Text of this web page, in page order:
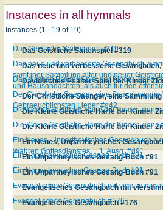
Instances in all hymnals
Instances (1 - 19 of 19)
Das Geistliche Saitenspiel #319
Das Geistliche Saitenspiel #319
Das neue und verbesserte Gesangbuch,
samt iner Sammlung alter und neuer
und Hausandachten, als auch für den
Davidisches Psalter-Spiel der Kinder
Davidisches Psalter-Spiel der Kinder Zions
Der Christliche Saenger, eine Sammlung der
Gebraeuchlichsten Lieder #d42
Die Kleine Geistliche Harfe der Kinder
Die Kleine Geistliche Harfe der Kinder Zions
Die Kleine Geistliche Harfe der Kinder
Die Kleine Geistliche Harfe der Kinder Zions
Ein Neues, Unpartheyisches Gesangbuch
Wahren Gottesdienstes ... 1. Ausg. #d91
Ein Unpartheyisches Gesang-Buch #91
Ein Unpartheyisches Gesang-Buch #91
Ein Unpartheyisches Gesang-Buch #91
Ein Unpartheyisches Gesang-Buch #91
Evangelisches Gesangbuch mit
Evangelisches Gesangbuch #176
Evangelisches Gesangbuch #176